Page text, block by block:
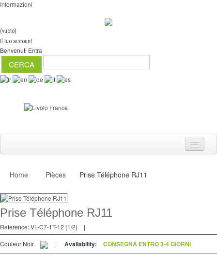
Informazioni
(vuoto)
Il tuo account
Benvenuti Entra
Interruttori
Dimmer
2 modi
Home Pièces Prise Téléphone RJ11
Prise Téléphone RJ11
Reference:VL-C7-1T-12 (1/2) |
Couleur Noir | Availability: CONSEGNA ENTRO 3-4 GIORNI